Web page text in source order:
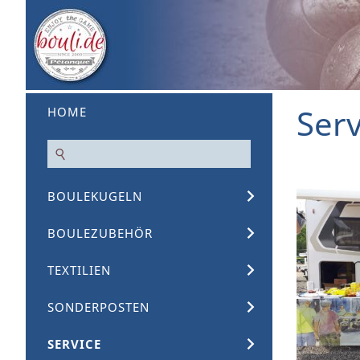
HOME
BOULEKUGELN
BOULEZUBEHÖR
TEXTILIEN
SONDERPOSTEN
SERVICE